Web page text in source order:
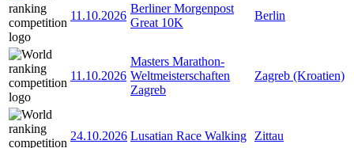
11.10.2026
Berliner Morgenpost
Great 10K
Berlin
11.10.2026
Masters Marathon-
Weltmeisterschaften
Zagreb
Zagreb (Kroatien)
24.10.2026 Lusatian Race Walking Zittau